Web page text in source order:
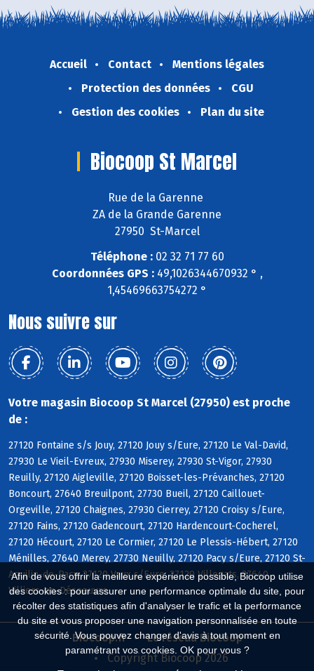
Afin de vous offrir la meilleure expérience possible, Biocoop utilise
des cookies : pour assurer une performance optimale du site, pour
récolter des statistiques afin d'analyser le trafic et la performance
du site et vous proposer une navigation personnalisée en toute
sécurité. Vous pouvez changer d'avis à tout moment en
paramétrant vos cookies. OK pour vous ?
Accueil Contact
Mentions légales
Protection des données
CGU
Gestion des cookies
Plan du site
Biocoop St Marcel
Rue de la Garenne
ZA de la Grande Garenne
27950 St-Marcel
Téléphone :02 32 71 77 60
Coordonnées GPS :49,1026344670932 ° ,
1,45469663754272 °
Nous suivre sur
Votre magasin Biocoop St Marcel (27950) est proche
de :
27120 Fontaine s/s Jouy, 27120 Jouy s/Eure, 27120 Le Val-David,
27930 Le Vieil-Evreux, 27930 Miserey, 27930 St-Vigor, 27930
Reuilly, 27120 Aigleville, 27120 Boisset-les-Prévanches, 27120
Boncourt, 27640 Breuilpont, 27730 Bueil, 27120 Caillouet-
Orgeville, 27120 Chaignes, 27930 Cierrey, 27120 Croisy s/Eure,
27120 Fains, 27120 Gadencourt, 27120 Hardencourt-Cocherel,
27120 Hécourt, 27120 Le Cormier, 27120 Le Plessis-Hébert, 27120
Ménilles, 27640 Merey, 27730 Neuilly, 27120 Pacy s/Eure, 27120 St-
Aquilin-de-Pacy, 27120 Vaux s/Eure, 27120 Villegats, 27640
Villiers-en-Désoeuvre
Biocoop.fr
Le réseau Biocoop
Copyright Biocoop 2026